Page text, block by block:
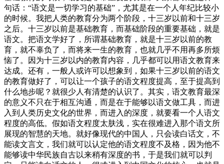
句话：“语文是一切学习的基础”，尤其是在一个人年纪比较小
的时候。我把人类的教育分为两个阶段，十三岁以前和十三岁
之后。十三岁以前是基础教育，而基础阶段的重要基础，就是
语文。把语文学好了，所谓基础教育，就是十三岁以前的教
育，就不辜负了，而将来一生的教育，也就几乎不用再多所烦
恼了。因为十三岁以内的教育内容，几乎都可以用语文教育来
达成。还有，一般人或许可以想象到，如果十三岁以前的语文
的教育做好了，可以让一个孩子的语文程度提高，至于提高到
什么地步呢？就很少人有清楚的认识了。其实，语文教育最深
的意义不只在于相互沟通，而是在于能够以语文做工具，而进
入到人类历史文化的世界，而进入的深度，就要看一个人语文
程度的高低。假如语文程度太肤浅，实在很难进入那个语文所
展现的智慧的天地。就好像现代的中国人，只会读白话文，不
能读文言文，我们就可以认定他的语文程度不及格，因为他不
能够读中华民族自古以来稍有深度的书，于是我们就可以判